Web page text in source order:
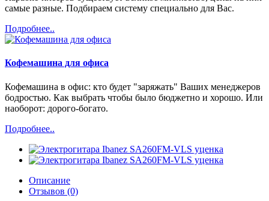
самые разные. Подбираем систему специально для Вас.
Подробнее..
Кофемашина для офиса
Кофемашина в офис: кто будет "заряжать" Ваших менеджеров
бодростью. Как выбрать чтобы было бюджетно и хорошо. Или
наоборот: дорого-богато.
Подробнее..
Описание
Отзывов (0)